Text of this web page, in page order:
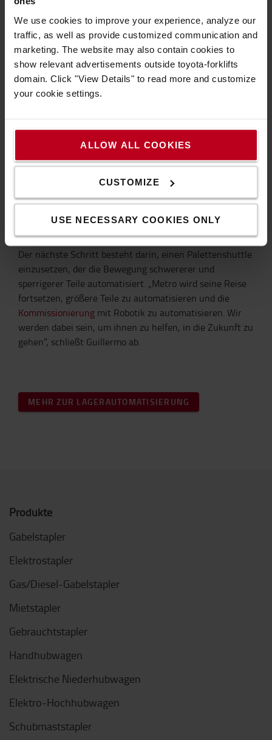
We use cookies to improve your experience, analyze our
traffic, as well as provide customized communication and
marketing. The website may also contain cookies to
show relevant advertisements outside toyota-forklifts
domain. Click "View Details" to read more and customize
your cookie settings.
ALLOW ALL COOKIES
CUSTOMIZE
USE NECESSARY COOKIES ONLY
zuvor benötigten Platz um mehr als 65% reduzieren“,
sagt Rafael Villa.
Schließlich verbesserten sie auch andere KPIs und
Servicegrade für ihre internen Kunden. Die
geschätzten Bestellfehler werden um mehr als 80%
reduziert. Auch Kontinuität und Zuverlässigkeit
Was kommt als nächstes?
Kommissionierprozesses bei Metro Madrid war die
Integration kleiner und mittelgroßer Teile in AutoStore.
Der nächste Schritt besteht darin, einen Palettenshuttle
einzusetzen, der die Bewegung schwererer und
sperrigerer Teile automatisiert. „Metro wird seine Reise
fortsetzen, größere Teile zu automatisieren und die
Kommissionierung mit Robotik zu automatisieren. Wir
werden dabei sein, um ihnen zu helfen, in die Zukunft zu
gehen“, schließt Guillermo ab.
MEHR ZUR LAGERAUTOMATISIERUNG
Produkte
Gabelstapler
Elektrostapler
Gas/Diesel-Gabelstapler
Mietstapler
Gebrauchtstapler
Handhubwagen
Elektrische Niederhubwagen
Elektro-Hochhubwagen
Schubmaststapler